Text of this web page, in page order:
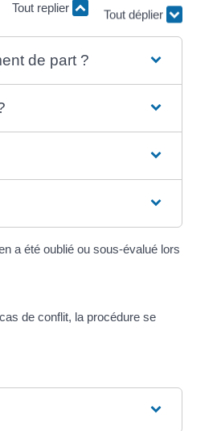
Tout replier
Tout déplier
de part ?
a été oublié ou sous-évalué lors
de conflit, la procédure se